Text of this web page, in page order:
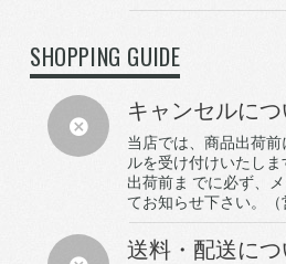
SHOPPING GUIDE
キャンセルにつ
当店では、商品出荷
ルを受け付けいたし
出荷前ま でに必ず、
てお知らせ下さい。（
送料・配送につ